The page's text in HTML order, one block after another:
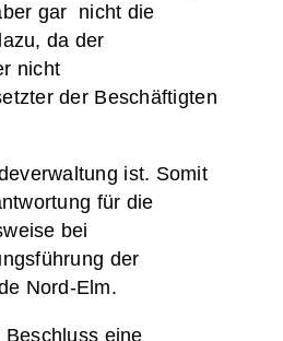
gar nicht die
da der
nicht
der Beschäftigten
ist. Somit
für die
bei
der
Nord-Elm.
Beschluss eine